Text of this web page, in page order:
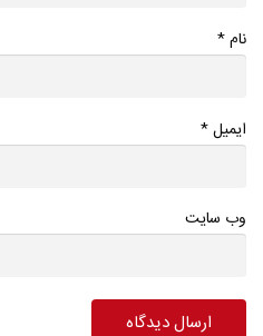
نام*
ایمیل*
وب سایت